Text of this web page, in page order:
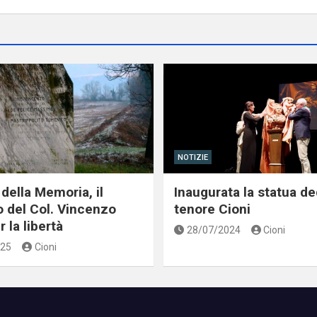
Memoria, il
del Col. Vincenzo
la libertà
Cioni
NOTIZIE
Inaugurata la statua
tenore Cioni
28/07/2024 Cioni